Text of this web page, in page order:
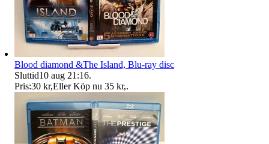
Blood diamond &The Island, Blu-ray disc
Sluttid10 aug 21:16.
Pris:30 kr,Eller Köp nu 35 kr,.